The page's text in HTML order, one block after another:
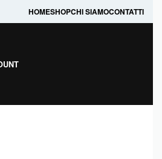
HOMESHOPCHI SIAMOCONTATTI